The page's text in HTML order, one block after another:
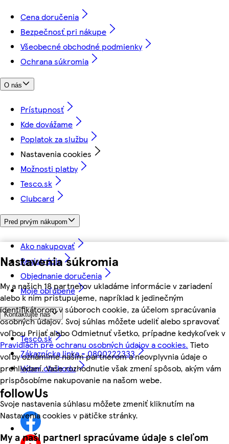
Nastavenia súkromia
My a našich 18 partnerov ukladáme informácie v zariadení
alebo k nim pristupujeme, napríklad k jedinečným
identifikátorom v súboroch cookie, za účelom spracúvania
osobných údajov. Svoj súhlas môžete udeliť alebo spravovať
voľbou Prijať alebo Odmietnuť všetko, prípadne kedykoľvek v
Pravidlách pre ochranu osobných údajov a cookies. Tieto
voľby oznámime našim partnerom a neovplyvnia údaje o
prehliadaní. Vaše rozhodnutie však zmení spôsob, akým vám
prispôsobíme nakupovanie na našom webe.
Svoje nastavenia súhlasu môžete zmeniť kliknutím na
Nastavenia cookies v pätičke stránky.
My a naši partneri spracúvame údaje s cieľom
Cena doručenia
Bezpečnosť pri nákupe
Všeobecné obchodné podmienky
Ochrana súkromia
O nás
Prístupnosť
Kde dovážame
Poplatok za službu
Nastavenia cookies
Možnosti platby
Tesco.sk
Clubcard
Pred prvým nákupom
Ako nakupovať
Registrácia
Objednanie doručenia
Moje obľúbené
Kontaktujte nás
Tesco.sk
Zákaznícka linka - 0800222333
Výber obchodu
followUs